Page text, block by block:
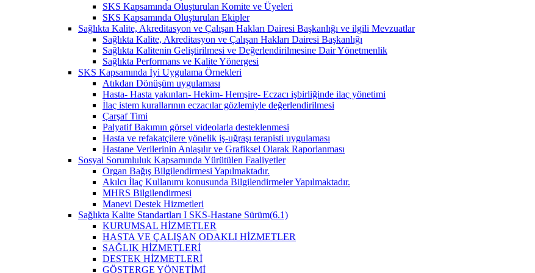
SKS Kapsamında Oluşturulan Komite ve Üyeleri
SKS Kapsamında Oluşturulan Ekipler
Sağlıkta Kalite, Akreditasyon ve Çalışan Hakları Dairesi Başkanlığı ve ilgili Mevzuatlar
Sağlıkta Kalite, Akreditasyon ve Çalışan Hakları Dairesi Başkanlığı
Sağlıkta Kalitenin Geliştirilmesi ve Değerlendirilmesine Dair Yönetmenlik
Sağlıkta Performans ve Kalite Yönergesi
SKS Kapsamında İyi Uygulama Örnekleri
Atıkdan Dönüşüm uygulaması
Hasta- Hasta yakınları- Hekim- Hemşire- Eczacı işbirliğinde ilaç yönetimi
İlaç istem kurallarının eczacılar gözlemiyle değerlendirilmesi
Çarşaf Timi
Palyatif Bakımın görsel videolarla desteklenmesi
Hasta ve refakatçilere yönelik iş-uğraşı terapisti uygulaması
Hastane Verilerinin Anlaşılır ve Grafiksel Olarak Raporlanması
Sosyal Sorumluluk Kapsamında Yürütülen Faaliyetler
Organ Bağış Bilgilendirmesi Yapılmaktadır.
Akılcı İlaç Kullanımı konusunda Bilgilendirmeler Yapılmaktadır.
MHRS Bilgilendirmesi
Manevi Destek Hizmetleri
Sağlıkta Kalite Standartları I SKS-Hastane Sürüm(6.1)
KURUMSAL HİZMETLER
HASTA VE ÇALIŞAN ODAKLI HİZMETLER
SAĞLIK HİZMETLERİ
DESTEK HİZMETLERİ
GÖSTERGE YÖNETİMİ